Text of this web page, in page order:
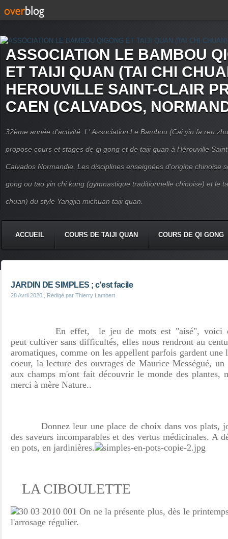
ASSOCIATION LE BAMBOU
ET TAIJI QUAN (TAI CHI
HEROUVILLE SAINT-CLAIR
CAEN (CALVADOS,
32ème année d'activité. L' Association Le Bambou (Cai yin fa ren
propose cours et stages de qi gong et de taiji quan à Hérouville
Calvados Normandie. Les disciplines enseignées d'origine chinoise
gong ou tao yin chi kung (gymnastique traditionnelle chinoise) et le
chuan) du style Yangjia michuan taiji quan.
ACCUEIL COURS DE TAIJI QUAN COURS DE QI GONG
JARDIN DE SIMPLES ; c'est facile
28 Avril 2020 , Rédigé par Thierry Lambert
En effet, le jeu de mots est "aisé", voici
peut cultiver sans difficultés, elles nous rendront au
aromatiques, comme on les appellent parfois gardent une
coeur, la lecture des ouvrages de Maurice Mességué,
aux champs m'ont fait découvrir le monde des plantes,
merci à mère Nature..
Donnez leur une place de choix dans vos plats,
des saveurs incomparables et des vertus médicinales. A
en pots, en jardinières.
LA CIBOULETTE
On ne la présente plus, dès le
l'arrosage régulier.